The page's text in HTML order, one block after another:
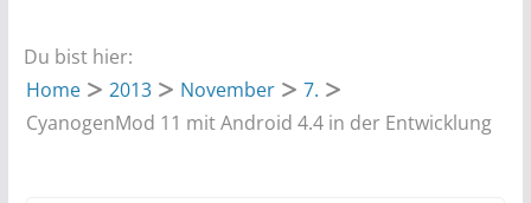
Du bist hier:
Home
2013 November
7.
CyanogenMod 11 mit Android 4.4 in der Entwicklung